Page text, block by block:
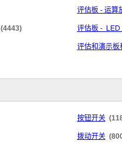
评估板 - 运算
(4443) 评估板 - LED
评估和演示板
按钮开关
拨动开关